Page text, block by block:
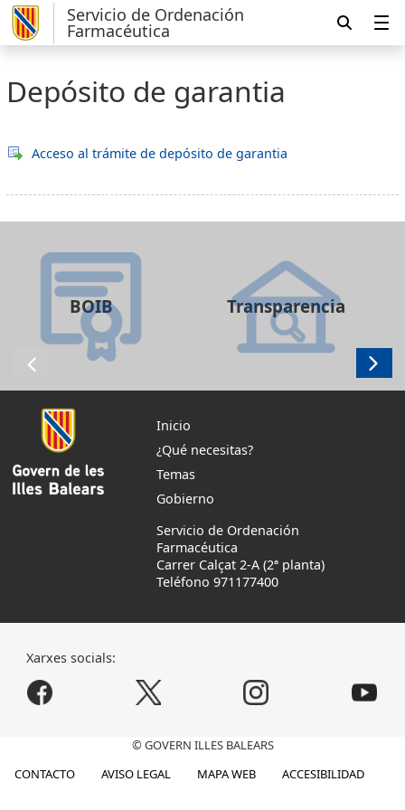
Servicio de Ordenación
Farmacéutica
Depósito de garantia
Acceso al trámite de depósito de garantia
BOIB Transparencia
Inicio
¿Qué necesitas?
Temas
Gobierno
Servicio de Ordenación
Farmacéutica
Carrer Calçat 2-A (2ª planta)
Teléfono 971177400
Xarxes socials:
© GOVERN ILLES BALEARS
CONTACTO
AVISO LEGAL MAPA WEB ACCESIBILIDAD